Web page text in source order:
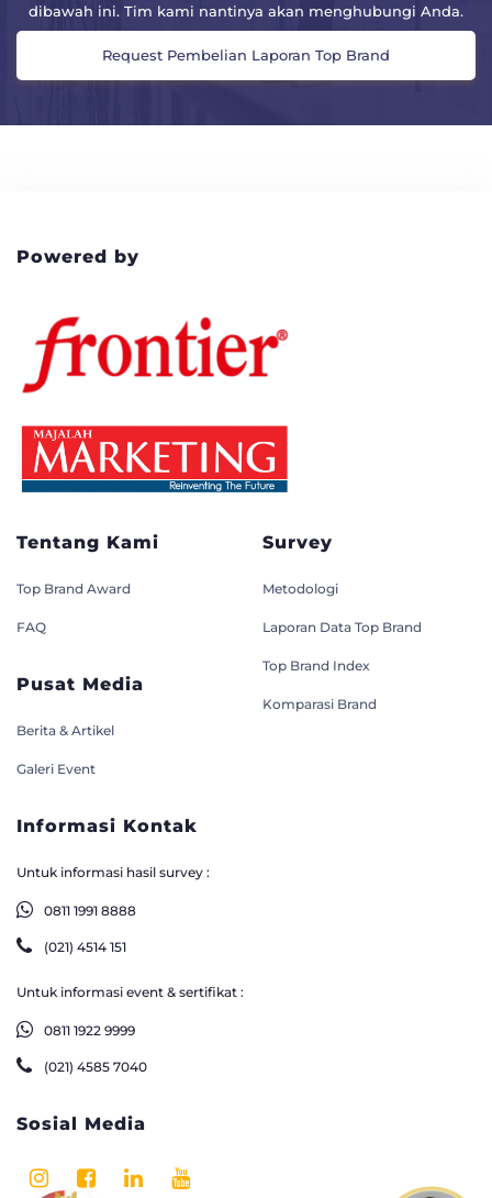
dibawah ini. Tim kami nantinya akan menghubungi Anda.
Request Pembelian Laporan Top Brand
Powered by
Tentang Kami
Top Brand Award
FAQ
Pusat Media
Berita & Artikel
Galeri Event
Survey
Metodologi
Laporan Data Top Brand
Top Brand Index
Komparasi Brand
Informasi Kontak
Untuk informasi hasil survey :
0811 1991 8888
(021) 4514 151
Untuk informasi event & sertifikat :
0811 1922 9999
(021) 4585 7040
Sosial Media